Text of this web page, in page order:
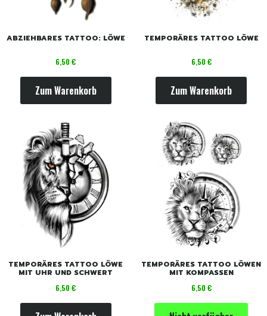
ABZIEHBARES TATTOO: LÖWE
Preis
6,50 €
Zum Warenkorb
TEMPORÄRES TATTOO LÖWE
Preis
6,50 €
Zum Warenkorb
TEMPORÄRES TATTOO LÖWE
MIT UHR UND SCHWERT
Preis
6,50 €
TEMPORÄRES TATTOO LÖWEN
MIT KOMPASSEN
Preis
6,50 €